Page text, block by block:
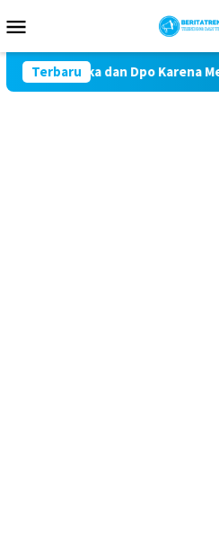
ke
Mobile
Terbaru
dan Dpo Karena Membantu